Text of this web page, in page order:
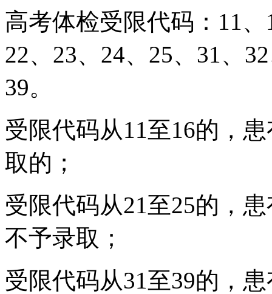
高考体检受限代码：11
22、23、24、25、31、
39。
受限代码从11至16的，
取的；
受限代码从21至25的，
不予录取；
受限代码从31至39的，